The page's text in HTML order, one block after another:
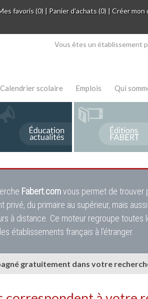
favoris (0) | Panier d'achats (0) |Créer mon
Vous êtes un établissement
Calendrier scolaire Emplois Qui
Fabert.comvous permet de trouver
privé, du primaire au supérieur, mais
à distance. Ce moteur regroupe toutes
établissements français à l'étranger.
gratuitement dans votre